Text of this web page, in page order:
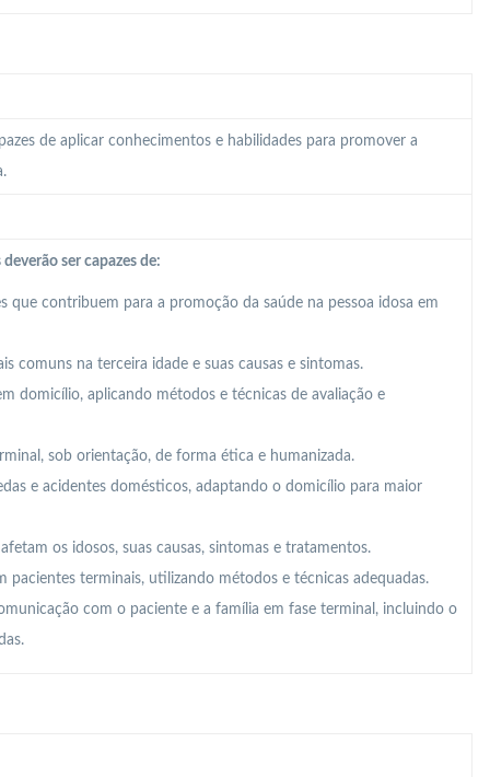
de aplicar conhecimentos e habilidades para promover a
ser capazes de:
que contribuem para a promoção da saúde na pessoa idosa em
comuns na terceira idade e suas causas e sintomas.
domicílio, aplicando métodos e técnicas de avaliação e
sob orientação, de forma ética e humanizada.
e acidentes domésticos, adaptando o domicílio para maior
os idosos, suas causas, sintomas e tratamentos.
pacientes terminais, utilizando métodos e técnicas adequadas.
com o paciente e a família em fase terminal, incluindo o